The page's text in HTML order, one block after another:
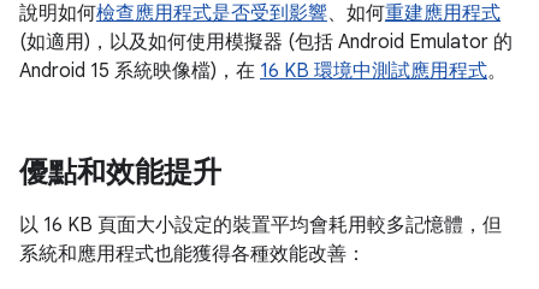
說明如何檢查應用程式是否受到影響、如何重建應用程式
(如適用)，以及如何使用模擬器 (包括 Android Emulator 的
Android 15 系統映像檔)，在 16 KB 環境中測試應用程式。
優點和效能提升
以 16 KB 頁面大小設定的裝置平均會耗用較多記憶體，但
系統和應用程式也能獲得各種效能改善：